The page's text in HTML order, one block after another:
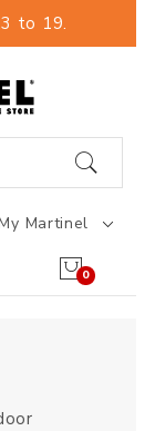
to 19.
Martinel
0